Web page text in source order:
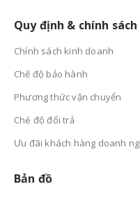
Quy định & chính sách
Chính sách kinh doanh
Chế độ bảo hành
Phương thức vận chuyển
Ché độ đổi trả
Ưu đãi khách hàng doanh
Bản đồ